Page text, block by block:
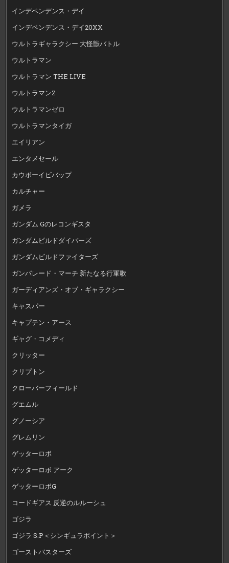
インデペンデンス・デイ
インデペンデンス・デイ20XX
ウルトラギャラクシー 大怪獣バトル
ウルトラマン
ウルトラマン THE LIVE
ウルトラマンZ
ウルトラマンゼロ
ウルトラマンタイガ
エイリアン
エンタメセール
カウボーイビバップ
カルチャー
ガメラ
ガンダム Gのレコンギスタ
ガンダムビルドダイバーズ
ガンダムビルドファイターズ
ガンパレード・マーチ 新たなる行軍歌
ガーディアンズ・オブ・ギャラクシー
キャスパー
キャプテン・アース
ギャグ・コメディ
クリッター
クリプトン
クローバーフィールド
グエムル
グノーシア
グレムリン
ゲッターロボ
ゲッターロボ アーク
ゲッターロボG
コードギアス 反逆のルルーシュ
ゴジラ
ゴジラ S.P＜シンギュラポイント＞
ゴーストバスターズ